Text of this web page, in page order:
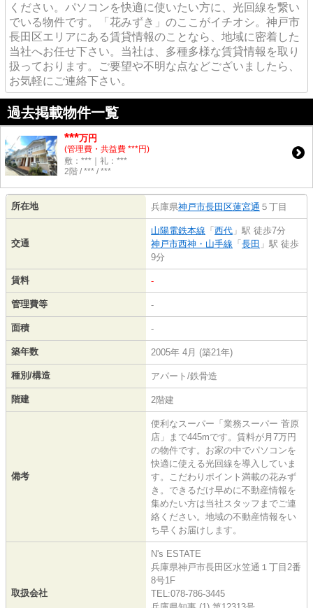
ください。パソコンを快適に使いたい方に、光回線を繋い
でいる物件です。「花みずき」のここがイチオシ。神戸市
長田区エリアにある賃貸情報のことなら、地域に密着した
当社へお任せ下さい。当社は、多種多様な賃貸情報を取り
扱っております。ご要望や不明な点などございましたら、
お気軽にご連絡下さい。
過去掲載物件一覧
***万円
(管理費・共益費 ***円)
敷：***｜礼：***
2階 / *** / ***
所在地 兵庫県神戸市長田区蓮宮通 ５丁目
交通
山陽電鉄本線 「 西代 」駅 徒歩7分
神戸市西神・山手線 「 長田 」駅 徒歩
9分
賃料 -
管理費等 -
面積 -
築年数 2005年 4月 (築21年)
種別/構造 アパート/鉄骨造
階建 2階建
備考
便利なスーパー「業務スーパー 菅原
店」まで445mです。賃料が月7万円
の物件です。お家の中でパソコンを
快適に使える光回線を導入していま
す。こだわりポイント満載の花みず
き。できるだけ早めに不動産情報を
集めたい方は当社スタッフまでご連
絡ください。地域の不動産情報をい
ち早くお届けします。
取扱会社
N's ESTATE
兵庫県神戸市長田区水笠通１丁目2番
8号1F
TEL:078-786-3445